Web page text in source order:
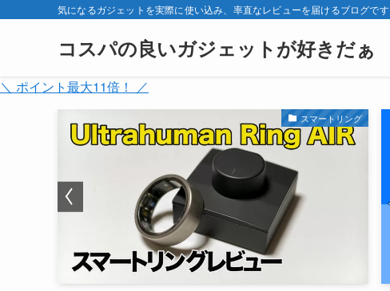
気になるガジェットを実際に使い込み、率直なレビューを届けるブログです
コスパの良いガジェットが好きだぁ
＼ ポイント最大11倍！ ／
スマートリング